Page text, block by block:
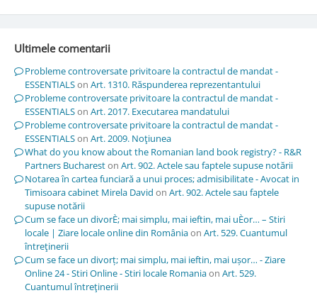
Ultimele comentarii
Probleme controversate privitoare la contractul de mandat -
ESSENTIALSon Art. 1310. Răspunderea reprezentantului
Probleme controversate privitoare la contractul de mandat -
ESSENTIALSon Art. 2017. Executarea mandatului
Probleme controversate privitoare la contractul de mandat -
ESSENTIALSon Art. 2009. Noţiunea
What do you know about the Romanian land book registry? - R&R
Partners Buchareston Art. 902. Actele sau faptele supuse notării
Notarea în cartea funciară a unui proces; admisibilitate - Avocat in
Timisoara cabinet Mirela David on Art. 902. Actele sau faptele
supuse notării
Cum se face un divorÈ; mai simplu, mai ieftin, mai uÈor… – Stiri
locale | Ziare locale online din Româniaon Art. 529. Cuantumul
întreţinerii
Cum se face un divorț; mai simplu, mai ieftin, mai ușor… - Ziare
Online 24 - Stiri Online - Stiri locale Romaniaon Art. 529.
Cuantumul întreţinerii